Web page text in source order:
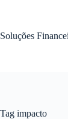
conteúdo
Soluções
Tag impacto